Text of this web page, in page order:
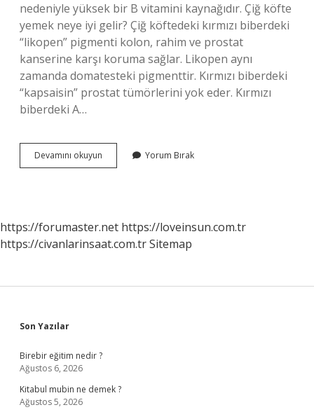
nedeniyle yüksek bir B vitamini kaynağıdır. Çiğ köfte
yemek neye iyi gelir? Çiğ köftedeki kırmızı biberdeki
“likopen” pigmenti kolon, rahim ve prostat
kanserine karşı koruma sağlar. Likopen aynı
zamanda domatesteki pigmenttir. Kırmızı biberdeki
“kapsaisin” prostat tümörlerini yok eder. Kırmızı
biberdeki A…
Devamını okuyun
Iken
Yorum Bırak
https://forumaster.net https://loveinsun.com.tr
https://civanlarinsaat.com.trSitemap
Sidebar
Son Yazılar
Birebir eğitim nedir ?
Ağustos 6, 2026
Kitabul mubin ne demek ?
Ağustos 5, 2026